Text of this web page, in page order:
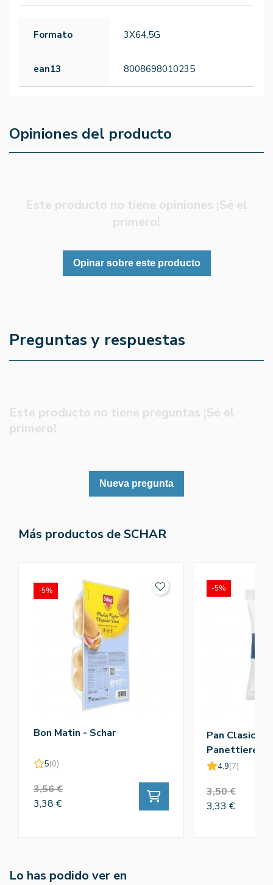
Formato 3X64,5G
ean13 8008698010235
Opiniones del producto
Este producto no tiene opiniones ¡Sé el
primero!
Opinar sobre este producto
Preguntas y respuestas
Este producto no tiene preguntas ¡Sé el
primero!
Nueva pregunta
Más productos de SCHAR
Bon Matin - Schar
5(0)
3,56 €
3,38 €
-5%
Pan Clasico
Panettiere
4.9(7)
3,50 €
3,33 €
-5%
Lo has podido ver en